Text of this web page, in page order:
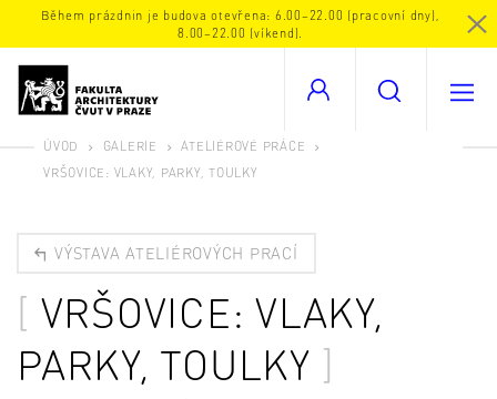
Během prázdnin je budova otevřena: 6.00–22.00 (pracovní dny),
8.00–22.00 (víkend).
ÚVOD GALERIE
ATELIÉROVÉ PRÁCE
VRŠOVICE: VLAKY, PARKY, TOULKY
VÝSTAVA ATELIÉROVÝCH PRACÍ
VRŠOVICE: VLAKY,
PARKY, TOULKY